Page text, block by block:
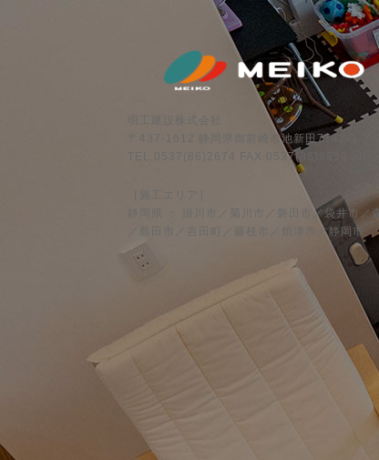
〒437-1612 静岡県御前崎市池新田7742-1
TEL.0537(86)2674 FAX.0537(86)8559 all
［施工エリア］
静岡県 ： 掛川市／菊川市／磐田市／袋井市
／島田市／吉田町／藤枝市／焼津市／静岡市